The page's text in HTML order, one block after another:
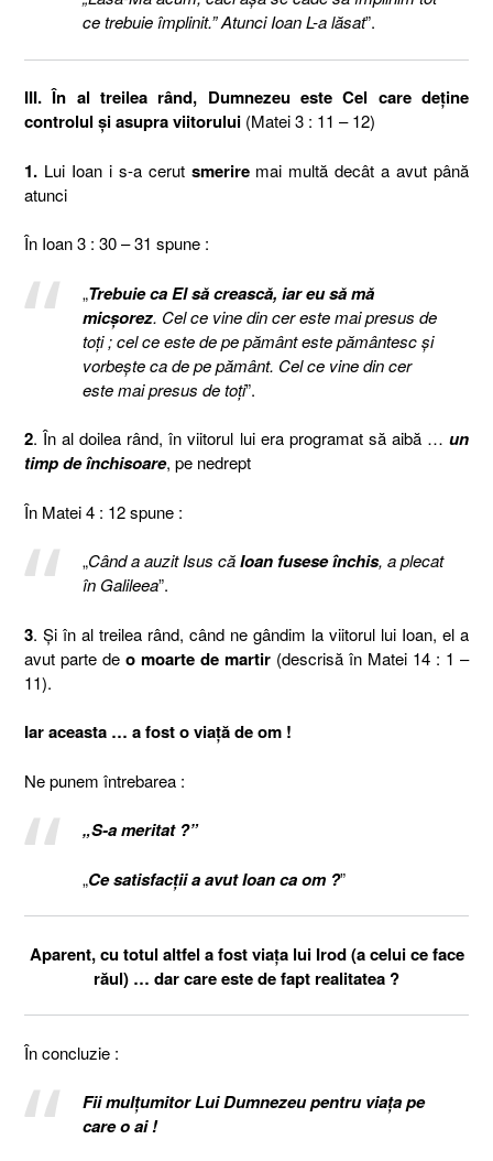
ce trebuie împlinit.” Atunci Ioan L-a lăsat”.
III. În al treilea rând, Dumnezeu este Cel care deţine
controlul şi asupra viitorului (Matei 3 : 11 – 12)
1. Lui Ioan i s-a cerut smeriremai multă decât a avut până
atunci
În Ioan 3 : 30 – 31 spune :
„Trebuie ca El să crească, iar eu să mă
micşorez. Cel ce vine din cer este mai presus de
toţi ; cel ce este de pe pământ este pământesc şi
vorbeşte ca de pe pământ. Cel ce vine din cer
este mai presus de toţi”.
2. În al doilea rând, în viitorul lui era programat să aibă … un
timp de închisoare, pe nedrept
În Matei 4 : 12 spune :
„Când a auzit Isus căIoan fusese închis, a plecat
în Galileea”.
3. Şi în al treilea rând, când ne gândim la viitorul lui Ioan, el a
avut parte de o moarte de martir (descrisă în Matei 14 : 1 –
11).
Iar aceasta … a fost o viaţă de om !
Ne punem întrebarea :
„S-a meritat ?”
„Ce satisfacţii a avut Ioan ca om ?”
Aparent, cu totul altfel a fost viaţa lui Irod (a celui ce face
răul) … dar care este de fapt realitatea ?
În concluzie :
Fii mulţumitor Lui Dumnezeu pentru viaţa pe
care o ai !